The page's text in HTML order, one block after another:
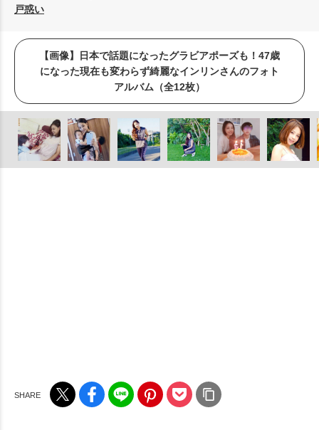
戸惑い
【画像】日本で話題になったグラビアポーズも！47歳
になった現在も変わらず綺麗なインリンさんのフォト
アルバム（全12枚）